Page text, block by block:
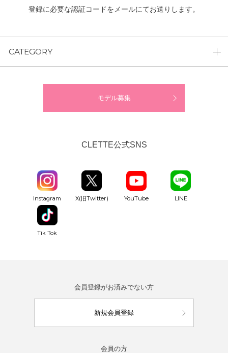
登録に必要な認証コードをメールにてお送りします。
CATEGORY
モデル募集
CLETTE公式SNS
Instagram X(旧Twitter) YouTube LINE
Tik Tok
会員登録がお済みでない方
新規会員登録
会員の方